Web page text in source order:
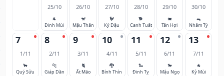
25/10
🐐
Đinh Mùi
26/10
🐒
Mậu Thân
27/10
🐓
Kỷ Dậu
28/10
🐕
Canh Tuất
29/10
🐖
Tân Hợi
30/10
🐀
Nhâm Tý
7
1/11
🐂
Quý Sửu
8
2/11
🐅
Giáp Dần
9
3/11
🐈
Ất Mão
10
4/11
🐉
Bính Thìn
11
5/11
🐍
Đinh Tỵ
12
6/11
🐎
Mậu Ngọ
13
7/11
🐐
Kỷ Mùi